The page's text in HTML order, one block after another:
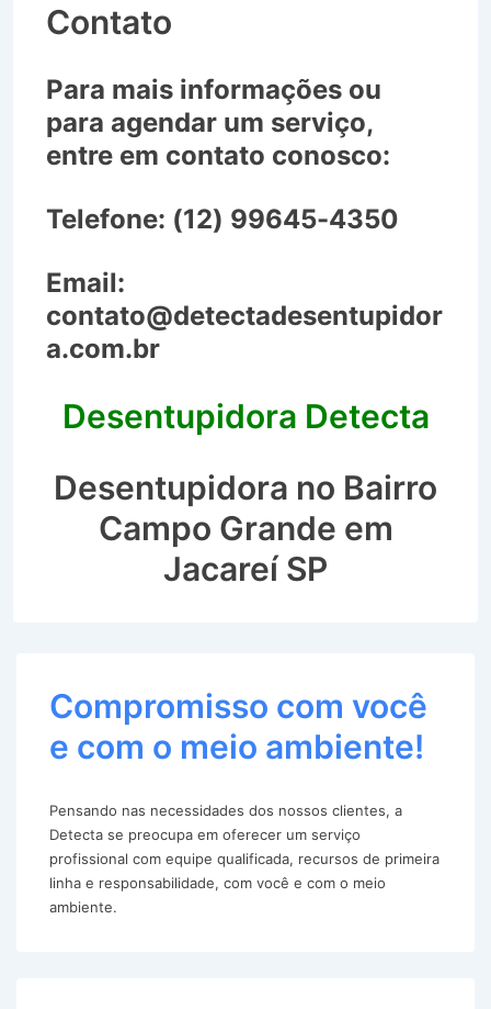
Contato
Para mais informações ou
para agendar um serviço,
entre em contato conosco:
Telefone: (12) 99645-4350
Email:
contato@detectadesentupidor
a.com.br
Desentupidora Detecta
Desentupidora no Bairro
Campo Grande em
Jacareí SP
Compromisso com você
e com o meio ambiente!
Pensando nas necessidades dos nossos clientes, a
Detecta se preocupa em oferecer um serviço
profissional com equipe qualificada, recursos de primeira
linha e responsabilidade, com você e com o meio
ambiente.